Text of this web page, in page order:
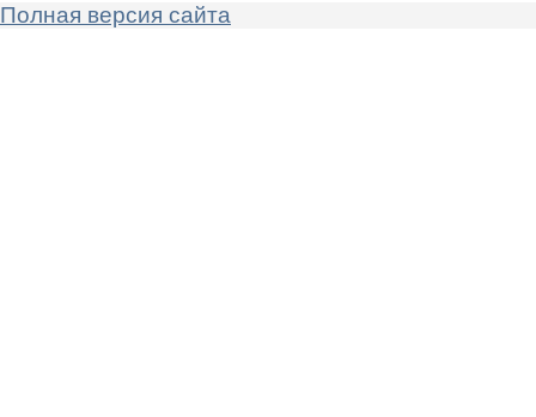
Полная версия сайта